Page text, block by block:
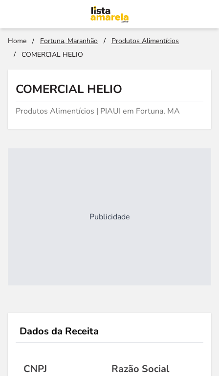
Home / Fortuna, Maranhão /
Produtos Alimentícios
/
COMERCIAL HELIO
COMERCIAL HELIO
Produtos Alimentícios | PIAUI em Fortuna, MA
Publicidade
Dados da Receita
CNPJ Razão Social